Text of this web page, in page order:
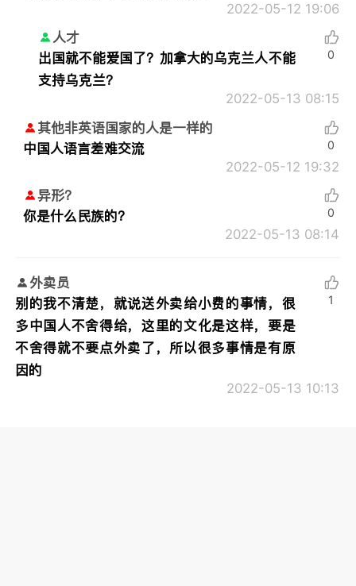
2022-05-12 19:06
人才
出国就不能爱国了？加拿大的乌克兰人不能
支持乌克兰？
2022-05-13 08:15
0
其他非英语国家的人是一样的
中国人语言差难交流
2022-05-12 19:32
0
异形？
你是什么民族的？
2022-05-13 08:14
0
外卖员
别的我不清楚，就说送外卖给小费的事情，很
多中国人不舍得给，这里的文化是这样，要是
不舍得就不要点外卖了，所以很多事情是有原
因的
2022-05-13 10:13
1